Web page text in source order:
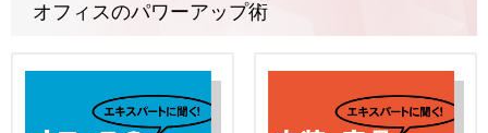
オフィスのパワーアップ術